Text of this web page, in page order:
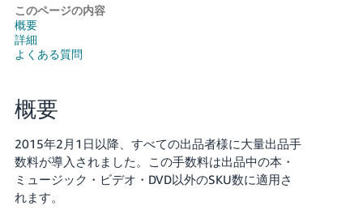
- ES
- FR
Italiano
- IT
このページの内容
概要
詳細
よくある質問
概要
2015年2月1日以降、すべての出品者様に大量出品手
数料が導入されました。この手数料は出品中の本・
ミュージック・ビデオ・DVD以外のSKU数に適用さ
れます。